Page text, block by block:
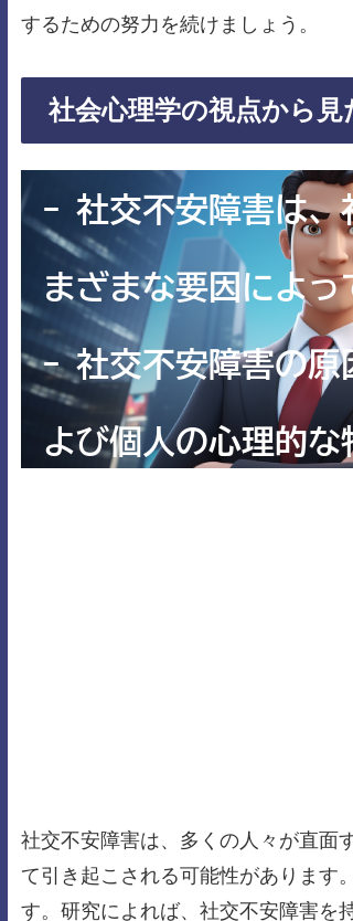
するための努力を続けましょう。
社会心理学の視点から見
社交不安障害は、多くの人々が直面
て引き起こされる可能性があります
す。研究によれば、社交不安障害を